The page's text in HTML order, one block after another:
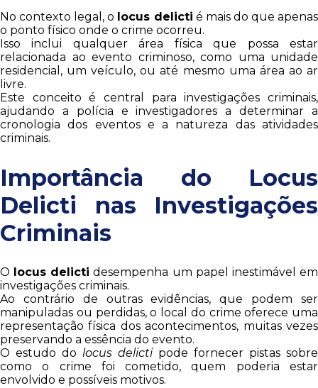
No contexto legal, o locus delicti é mais do que apenas
o ponto físico onde o crime ocorreu.
Isso inclui qualquer área física que possa estar
relacionada ao evento criminoso, como uma unidade
residencial, um veículo, ou até mesmo uma área ao ar
livre.
Este conceito é central para investigações criminais,
ajudando a polícia e investigadores a determinar a
cronologia dos eventos e a natureza das atividades
criminais.
Importância do Locus
Delicti nas Investigações
Criminais
O locus delicti desempenha um papel inestimável em
investigações criminais.
Ao contrário de outras evidências, que podem ser
manipuladas ou perdidas, o local do crime oferece uma
representação física dos acontecimentos, muitas vezes
preservando a essência do evento.
O estudo do locus delictipode fornecer pistas sobre
como o crime foi cometido, quem poderia estar
envolvido e possíveis motivos.